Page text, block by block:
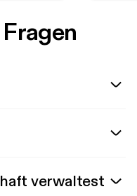
verwaltest